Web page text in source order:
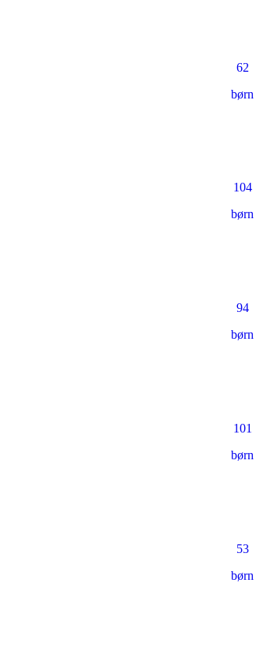
62
børn
104
børn
94
børn
101
børn
53
børn